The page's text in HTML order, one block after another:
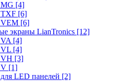
[4]
[6]
[6]
экраны LianTronics [12]
[4]
[4]
[3]
[1]
LED панелей [2]